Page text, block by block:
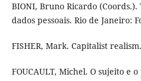
BIONI, Bruno Ricardo
dados pessoais. Rio de Janeiro:
FISHER, Mark. Capitalist
FOUCAULT, Michel. O sujeito e